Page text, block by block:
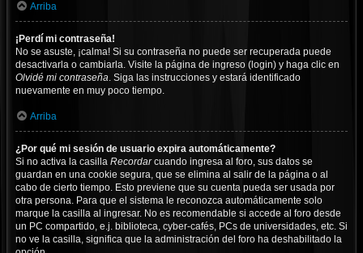
Arriba
¡Perdí mi contraseña!
No se asuste, ¡calma! Si su contraseña no puede ser recuperada puede
desactivarla o cambiarla. Visite la página de ingreso (login) y haga clic en
Olvidé mi contraseña. Siga las instrucciones y estará identificado
nuevamente en muy poco tiempo.
Arriba
¿Por qué mi sesión de usuario expira automáticamente?
Si no activa la casilla Recordarcuando ingresa al foro, sus datos se
guardan en una cookie segura, que se elimina al salir de la página o al
cabo de cierto tiempo. Esto previene que su cuenta pueda ser usada por
otra persona. Para que el sistema le reconozca automáticamente solo
marque la casilla al ingresar. No es recomendable si accede al foro desde
un PC compartido, e.j. biblioteca, cyber-cafés, PCs de universidades, etc. Si
no ve la casilla, significa que la administración del foro ha deshabilitado la